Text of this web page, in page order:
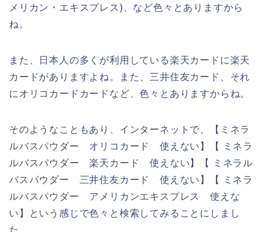
メリカン・エキスプレス)、など色々とありますから
ね。
また、日本人の多くが利用している楽天カードに楽天
カードがありますよね。また、三井住友カード、それ
にオリコカードカードなど、色々とありますからね。
そのようなこともあり、インターネットで、【ミネラ
ルバスパウダー オリコカード 使えない】【 ミネラ
ルバスパウダー 楽天カード 使えない】【 ミネラル
バスパウダー 三井住友カード 使えない】【 ミネラ
ルバスパウダー アメリカンエキスプレス 使えな
い】という感じで色々と検索してみることにしまし
た。